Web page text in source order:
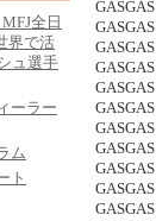
全日
界で活
ュ選手
ーラー
ム
ト